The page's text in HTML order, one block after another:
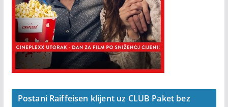
Postani Raiffeisen klijent uz CLUB Paket bez